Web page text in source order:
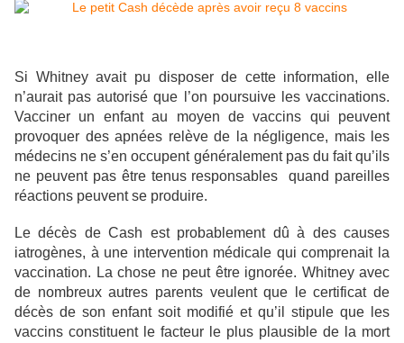
Si Whitney avait pu disposer de cette information, elle
n’aurait pas autorisé que l’on poursuive les vaccinations.
Vacciner un enfant au moyen de vaccins qui peuvent
provoquer des apnées relève de la négligence, mais les
médecins ne s’en occupent généralement pas du fait qu’ils
ne peuvent pas être tenus responsables quand pareilles
réactions peuvent se produire.
Le décès de Cash est probablement dû à des causes
iatrogènes, à une intervention médicale qui comprenait la
vaccination. La chose ne peut être ignorée. Whitney avec
de nombreux autres parents veulent que le certificat de
décès de son enfant soit modifié et qu’il stipule que les
vaccins constituent le facteur le plus plausible de la mort